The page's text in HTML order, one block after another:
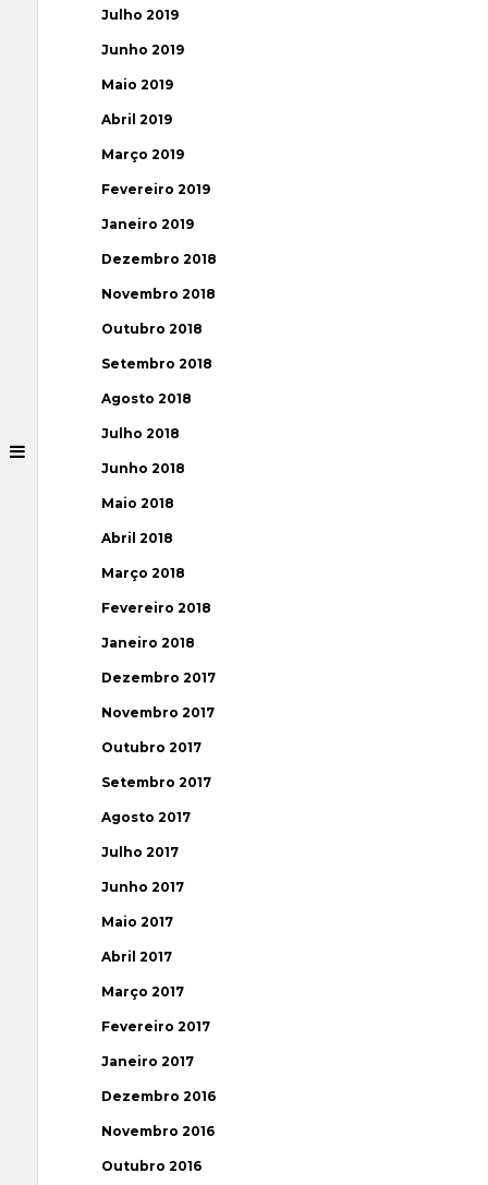
Julho 2019
Junho 2019
Maio 2019
Abril 2019
Março 2019
Fevereiro 2019
Janeiro 2019
Dezembro 2018
Novembro 2018
Outubro 2018
Setembro 2018
Agosto 2018
Julho 2018
Junho 2018
Maio 2018
Abril 2018
Março 2018
Fevereiro 2018
Janeiro 2018
Dezembro 2017
Novembro 2017
Outubro 2017
Setembro 2017
Agosto 2017
Julho 2017
Junho 2017
Maio 2017
Abril 2017
Março 2017
Fevereiro 2017
Janeiro 2017
Dezembro 2016
Novembro 2016
Outubro 2016